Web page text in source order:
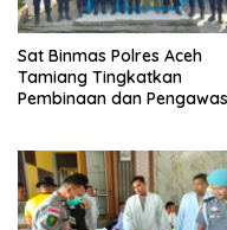
Sat Binmas Polres Aceh
Tamiang Tingkatkan
Pembinaan dan